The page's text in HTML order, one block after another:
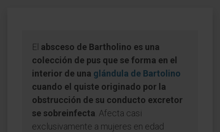
El absceso de Bartholino es una
colección de pus que se forma en el
interior de una glándula de Bartolino
cuando el quiste originado por la
obstrucción de su conducto excretor
se sobreinfecta . Afecta casi
exclusivamente a mujeres en edad